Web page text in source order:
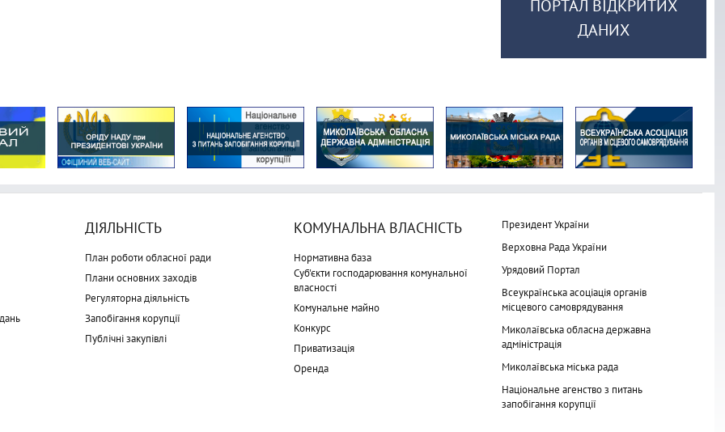
ПОРТАЛ ВІДКРИТИХ
ДАНИХ
ДІЯЛЬНІСТЬ
План роботи обласної ради
Плани основних заходів
Регуляторна діяльність
Запобігання корупції
Публічні закупівлі
КОМУНАЛЬНА ВЛАСНІСТЬ
Нормативна база
Суб'єкти господарювання комунальної
власності
Комунальне майно
Конкурс
Приватизація
Оренда
Президент України
Верховна Рада України
Урядовий Портал
Всеукраїнська асоціація органів
місцевого самоврядування
Миколаївська обласна державна
адміністрація
Миколаївська міська рада
Національне агенство з питань
запобігання корупції